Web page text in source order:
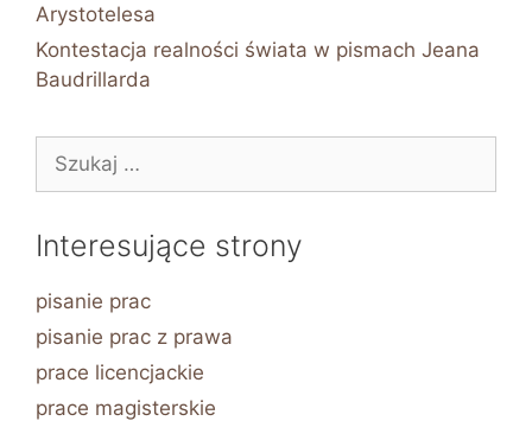
Arystotelesa
Kontestacja realności świata w pismach Jeana
Baudrillarda
Interesujące strony
pisanie prac
pisanie prac z prawa
prace licencjackie
prace magisterskie